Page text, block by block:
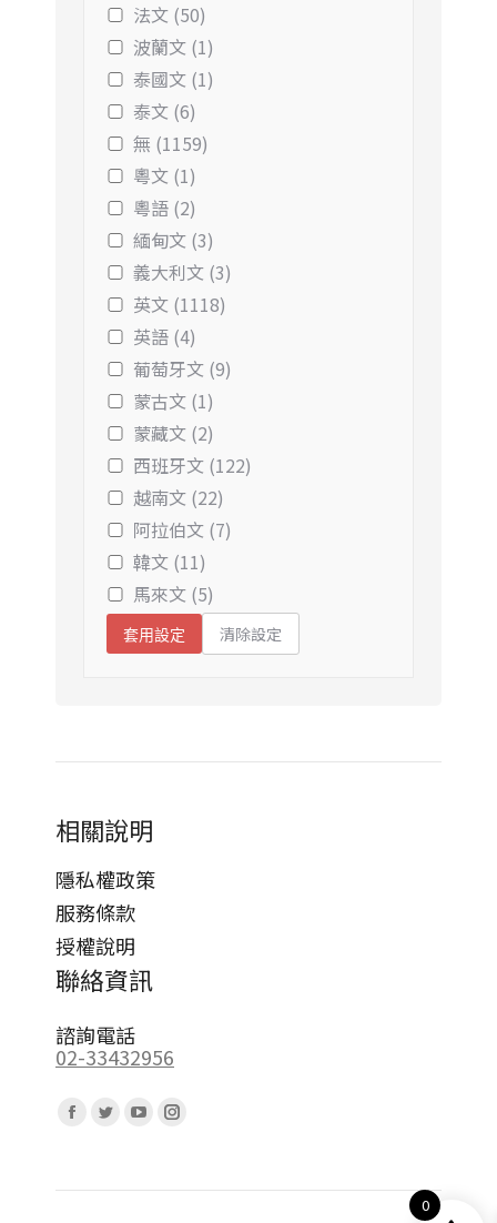
法文 (50)
波蘭文 (1)
泰國文 (1)
泰文 (6)
無 (1159)
粵文 (1)
粵語 (2)
緬甸文 (3)
義大利文 (3)
英文 (1118)
英語 (4)
葡萄牙文 (9)
蒙古文 (1)
蒙藏文 (2)
西班牙文 (122)
越南文 (22)
阿拉伯文 (7)
韓文 (11)
馬來文 (5)
套用設定 清除設定
相關說明
隱私權政策
服務條款
授權說明
聯絡資訊
諮詢電話
02-33432956
Facebook
opens
Twitter
opens
YouTube
opens
Instagram
opens
0